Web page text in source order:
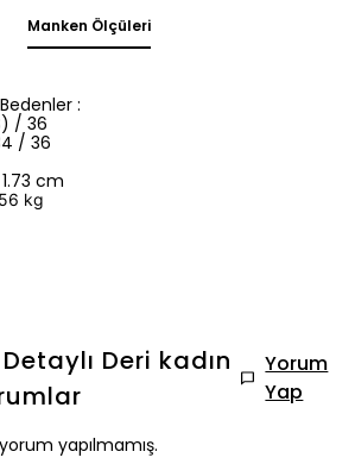
Manken Ölçüleri
:
/ 36
/ 36
cm
kg
Deri kadın
Yorum
Yap
yapılmamış.